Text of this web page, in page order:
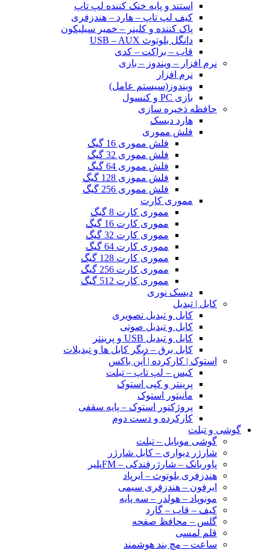
استند و پایه خنک کننده لپ تاپ
کیف لپ تاپ – هارد – هندزفری
پاک کننده و کلینر – خمیر سیلیکون
دانگل بلوتوث USB – AUX
قاب – براکت – کدی
نرم افزار – ویندوز – بازی
نرم افزار
ویندوز(سیستم عامل)
بازی PC و کنسول
حافظه ذخیره سازی
هارد دیسک
فلش مموری
فلش مموری 16 گیگ
فلش مموری 32 گیگ
فلش مموری 64 گیگ
فلش مموری 128 گیگ
فلش مموری 256 گیگ
مموری کارت
مموری کارت 8 گیگ
مموری کارت 16 گیگ
مموری کارت 32 گیگ
مموری کارت 64 گیگ
مموری کارت 128 گیگ
مموری کارت 256 گیگ
مموری کارت 512 گیگ
دیسک نوری
کابل | تبدیل
کابل و تبدیل تصویری
کابل و تبدیل صوتی
کابل و تبدیل USB و پرینتر
کابل برق – دیگر کابل ها و تبدیلات
استوک | کارکرده | اُپن باکس
کیس – لپ تاپ – تبلت
پرینتر و کپی استوک
مانیتور استوک
پروژکتور استوک – پایه سقفی
کارکرده و دست دوم
گوشی و تبلت
گوشی موبایل – تبلت
شارژر دیواری – کابل شارژر
پاوربانک – شارژرفندکی – FMپلیر
هندزفری بلوتوث – ایرپاد
ایرفون – هندزفری سیمی
مونوپاد – هولدر – سه پایه
کیف – قاب – گارد
گلس – محافظ صفحه
قلم لمسی
ساعت – مچ بند هوشمند